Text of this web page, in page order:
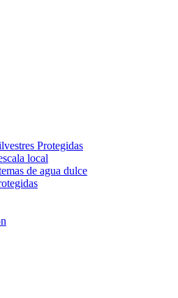
Protegidas
local
de agua dulce